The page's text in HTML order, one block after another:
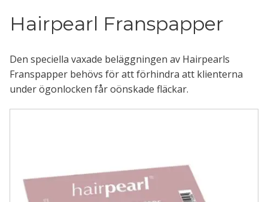
Hairpearl Franspapper
Den speciella vaxade beläggningen av Hairpearls
Franspapper behövs för att förhindra att klienterna
under ögonlocken får oönskade fläckar.